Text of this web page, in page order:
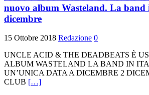
nuovo album Wasteland. La band
dicembre
15 Ottobre 2018 Redazione 0
UNCLE ACID & THE DEADBEATS È
ALBUM WASTELAND LA BAND IN
UN’UNICA DATA A DICEMBRE 2
CLUB […]